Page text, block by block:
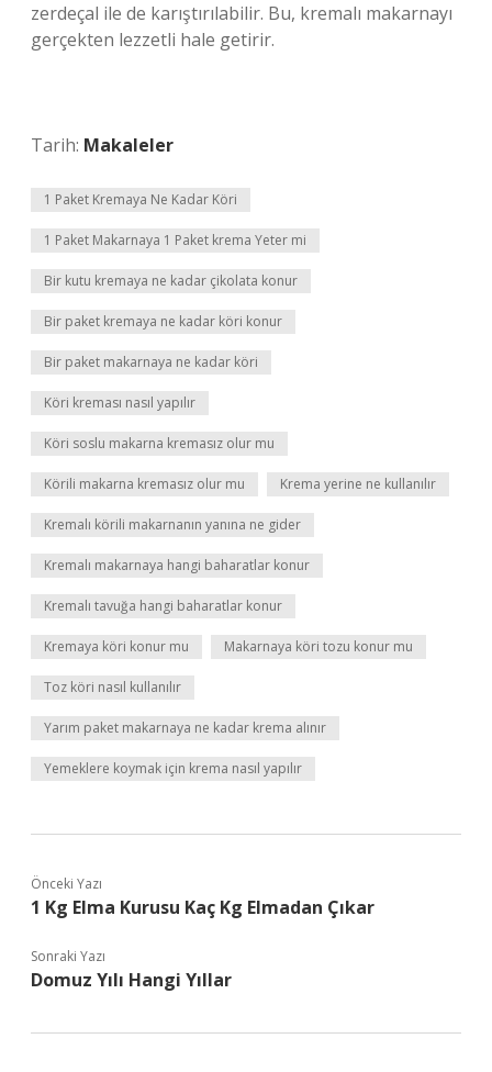
zerdeçal ile de karıştırılabilir. Bu, kremalı makarnayı
gerçekten lezzetli hale getirir.
Tarih: Makaleler
1 Paket Kremaya Ne Kadar Köri
1 Paket Makarnaya 1 Paket krema Yeter mi
Bir kutu kremaya ne kadar çikolata konur
Bir paket kremaya ne kadar köri konur
Bir paket makarnaya ne kadar köri
Köri kreması nasıl yapılır
Köri soslu makarna kremasız olur mu
Körili makarna kremasız olur mu Krema yerine ne kullanılır
Kremalı körili makarnanın yanına ne gider
Kremalı makarnaya hangi baharatlar konur
Kremalı tavuğa hangi baharatlar konur
Kremaya köri konur mu Makarnaya köri tozu konur mu
Toz köri nasıl kullanılır
Yarım paket makarnaya ne kadar krema alınır
Yemeklere koymak için krema nasıl yapılır
Önceki Yazı
1 Kg Elma Kurusu Kaç Kg Elmadan Çıkar
Sonraki Yazı
Domuz Yılı Hangi Yıllar